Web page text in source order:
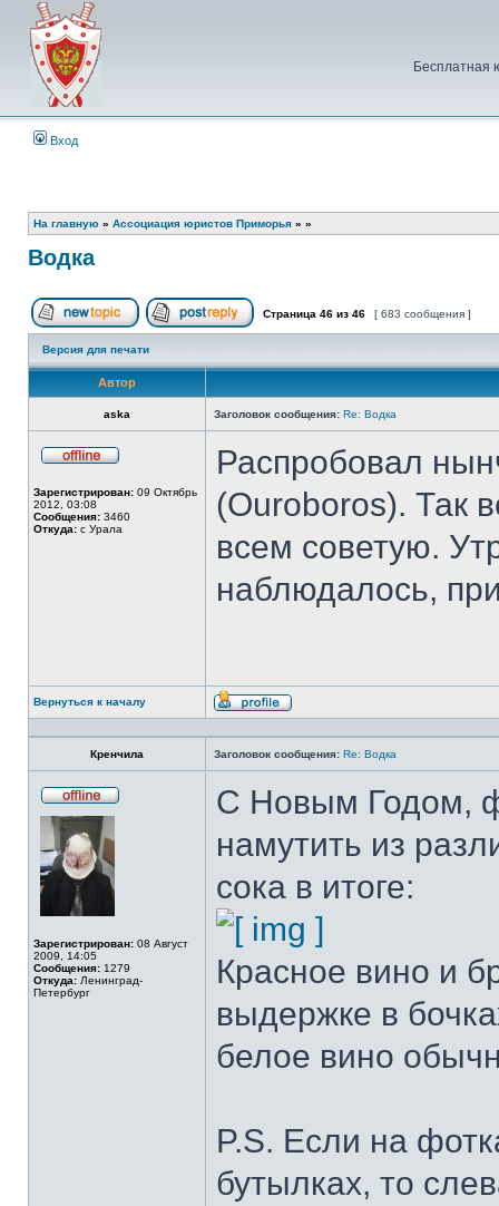
Бесплатная
Вход
На главную » Ассоциация юристов Приморья » »
Водка
Начать новую тему Ответить на тему
Страница 46 из 46 [ 683 сообщения ]
Версия для печати
Автор
aska Заголовок сообщения: Re: Водка
сети
Зарегистрирован: 09 Октябрь
2012, 03:08
Сообщения: 3460
Откуда: с Урала
Распробовал
(Ouroboros). Так
всем советую.
наблюдалось,
Вернуться к началу
Профиль
Кренчила Заголовок сообщения: Re: Водка
Зарегистрирован: 08 Август
2009, 14:05
Сообщения: 1279
Откуда: Ленинград-
Петербург
С Новым Годом,
намутить из
сока в итоге:
Красное вино и
выдержке в
белое вино
P.S. Если на
бутылках, то